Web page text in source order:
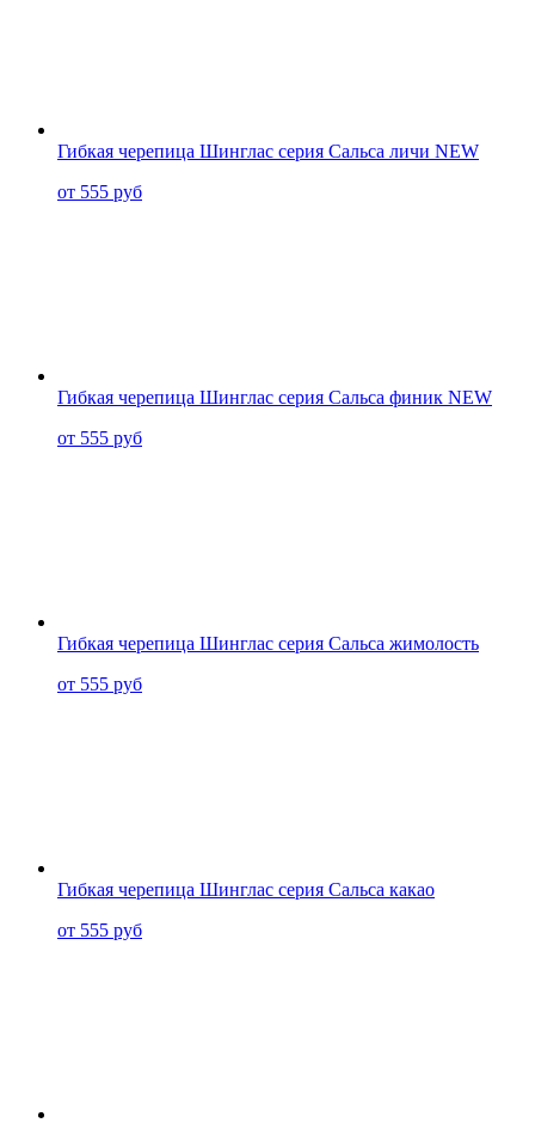
Гибкая черепица Шинглас серия Сальса личи NEW
от 555 руб
Гибкая черепица Шинглас серия Сальса финик NEW
от 555 руб
Гибкая черепица Шинглас серия Сальса жимолость
от 555 руб
Гибкая черепица Шинглас серия Сальса какао
от 555 руб